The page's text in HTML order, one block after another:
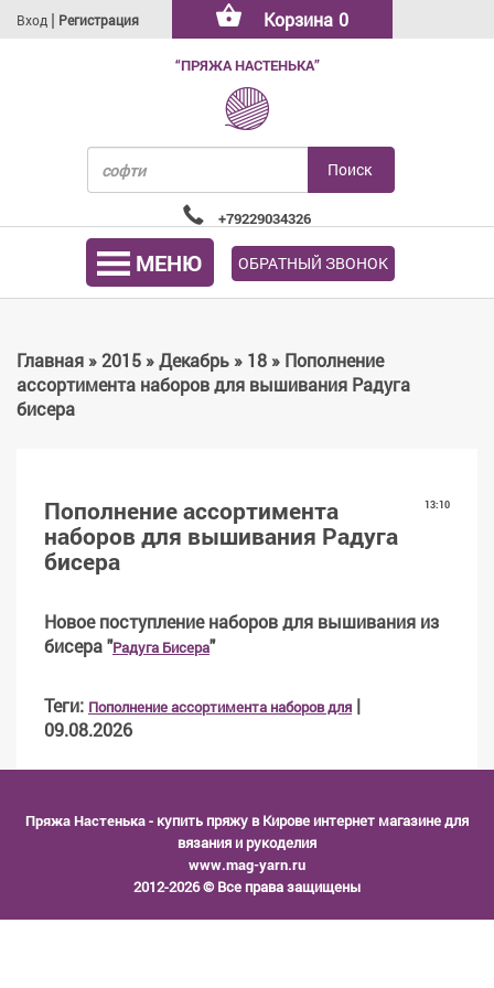
Вход | Регистрация Корзина 0
“ПРЯЖА НАСТЕНЬКА”
+79229034326
МЕНЮ ОБРАТНЫЙ ЗВОНОК
Главная»2015»Декабрь» 18» Пополнение
ассортимента наборов для вышивания Радуга
бисера
13:10
Пополнение ассортимента
наборов для вышивания Радуга
бисера
Новое поступление наборов для вышивания из
бисера "Радуга Бисера"
Теги: Пополнение ассортимента наборов для |
09.08.2026
Пряжа Настенька- купить пряжу в Кирове интернет магазине для
вязания и рукоделия
www.mag-yarn.ru
2012-2026 © Все права защищены